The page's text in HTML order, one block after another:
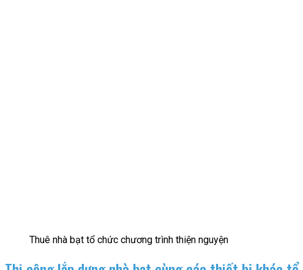
Thuê nhà bạt tổ chức chương trình thiện nguyện